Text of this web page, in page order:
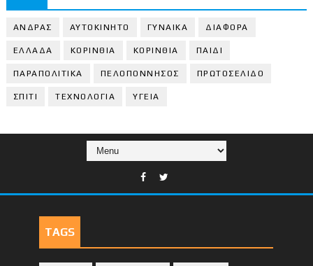
ΑΝΔΡΑΣ ΑΥΤΟΚΙΝΗΤΟ ΓΥΝΑΙΚΑ ΔΙΑΦΟΡΑ
ΕΛΛΑΔΑ ΚΟΡΙΝΘΙΑ ΚΟΡΙΝΘΙA ΠΑΙΔΙ
ΠΑΡΑΠΟΛΙΤΙΚΑ ΠΕΛΟΠΟΝΝΗΣΟΣ ΠΡΩΤΟΣΕΛΙΔΟ
ΣΠΙΤΙ ΤΕΧΝΟΛΟΓΙΑ ΥΓΕΙΑ
TAGS